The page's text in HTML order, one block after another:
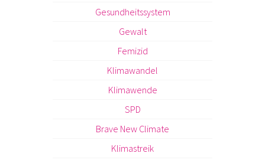
Gesundheitssystem
Gewalt
Femizid
Klimawandel
Klimawende
SPD
Brave New Climate
Klimastreik